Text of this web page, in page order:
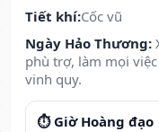
Tiết khí:Cốc vũ
Ngày Hảo Thương:
phù trợ, làm mọi
vinh quy.
⏱️ Giờ Hoàng đạo